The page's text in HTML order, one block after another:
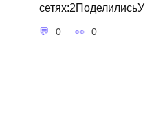
сетях:2ПоделилисьУ
0 0